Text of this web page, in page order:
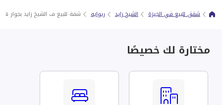
شقق للبيع في الجيزة الشيخ زايد ريوايه شقة للبيع ف الشيخ زايد بجوار هايبر 1 ع
مختارة لك خصيصًا